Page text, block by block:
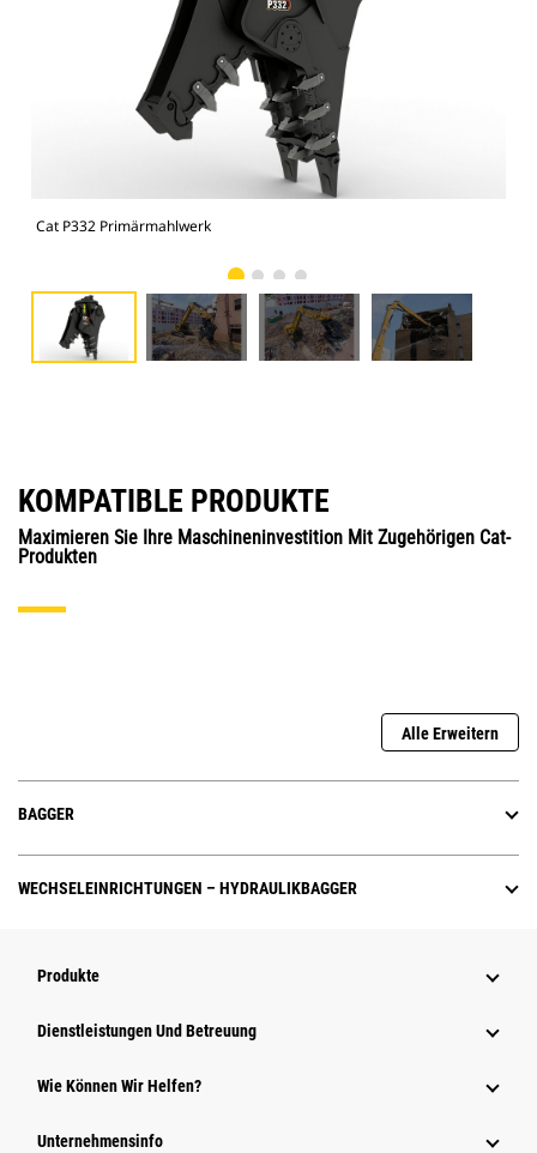
Cat P332 Primärmahlwerk
KOMPATIBLE PRODUKTE
Maximieren Sie Ihre Maschineninvestition Mit Zugehörigen Cat-
Produkten
Alle Erweitern
BAGGER
WECHSELEINRICHTUNGEN – HYDRAULIKBAGGER
Produkte
Dienstleistungen Und Betreuung
Wie Können Wir Helfen?
Unternehmensinfo